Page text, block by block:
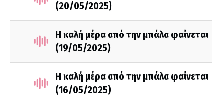
(20/05/2025)
Η καλή μέρα από την μπάλα φαίνεται
(19/05/2025)
Η καλή μέρα από την μπάλα φαίνεται
(16/05/2025)